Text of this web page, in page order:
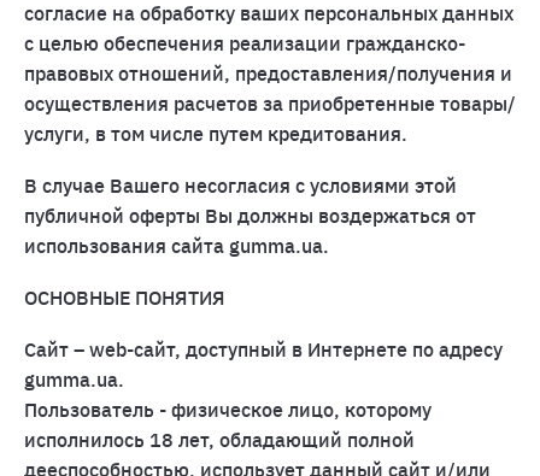
согласие на обработку ваших персональных данных
с целью обеспечения реализации гражданско-
правовых отношений, предоставления/получения и
осуществления расчетов за приобретенные товары/
услуги, в том числе путем кредитования.
В случае Вашего несогласия с условиями этой
публичной оферты Вы должны воздержаться от
использования сайта gumma.ua.
ОСНОВНЫЕ ПОНЯТИЯ
Сайт – web-сайт, доступный в Интернете по адресу
gumma.ua.
Пользователь - физическое лицо, которому
исполнилось 18 лет, обладающий полной
дееспособностью, использует данный сайт и/или